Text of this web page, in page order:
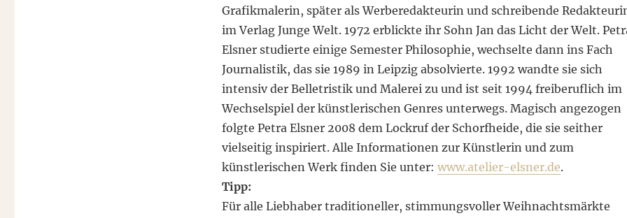
Grafikmalerin, später als Werberedakteurin und schreibende
im Verlag Junge Welt. 1972 erblickte ihr Sohn Jan das Licht der Welt.
Elsner studierte einige Semester Philosophie, wechselte dann ins Fach
Journalistik, das sie 1989 in Leipzig absolvierte. 1992 wandte sie sich
intensiv der Belletristik und Malerei zu und ist seit 1994 freiberuflich im
Wechselspiel der künstlerischen Genres unterwegs. Magisch angezogen
folgte Petra Elsner 2008 dem Lockruf der Schorfheide, die sie seither
vielseitig inspiriert. Alle Informationen zur Künstlerin und zum
künstlerischen Werk finden Sie unter: www.atelier-elsner.de.
Tipp:
Für alle Liebhaber traditioneller, stimmungsvoller Weihnachtsmärkte